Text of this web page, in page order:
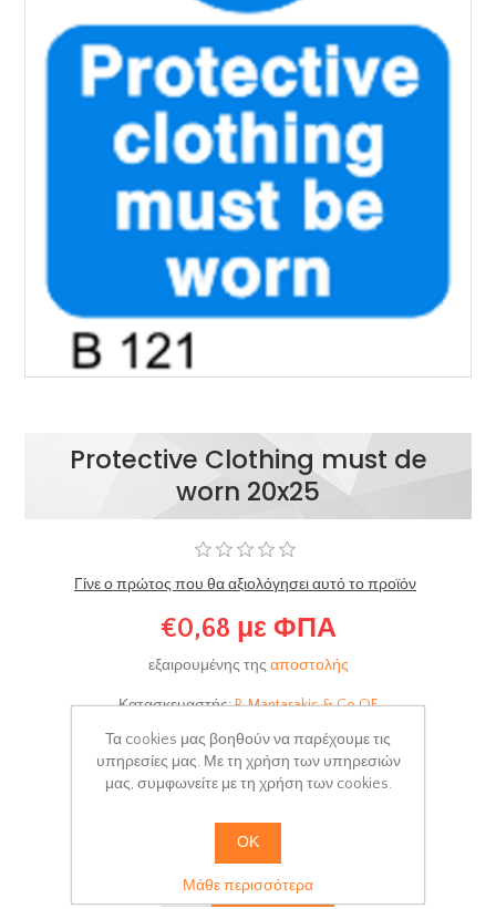
Protective Clothing must de
worn 20x25
Γίνε ο πρώτος που θα αξιολόγησει αυτό το προϊόν
€0,68 με ΦΠΑ
εξαιρουμένης τηςαποστολής
Κατασκευαστής:P. Mantarakis & Co OE
Διαθεσιμότητα: Άμεσα διαθέσιμο
Κωδικός Προϊόντος:S100-B121
+ΚΑΛΆΘΙ
Τα cookies μας βοηθούν να παρέχουμε τις
υπηρεσίες μας. Με τη χρήση των υπηρεσιών
μας, συμφωνείτε με τη χρήση των cookies.
ΟΚ
Μάθε περισσότερα